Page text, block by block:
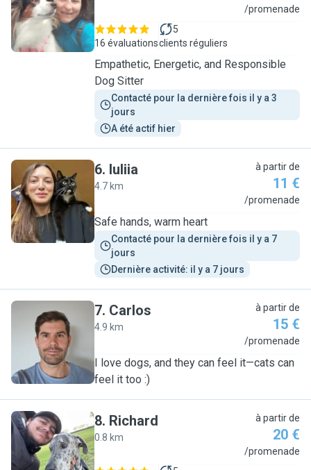
K /promenade
16 évaluations
5
clients réguliers
Empathetic, Energetic, and Responsible
Dog Sitter
Contacté pour la dernière fois il y a 3
jours
A été actif hier
I
6. Iuliia
4.7 km
à partir de
11 €
/promenade
Safe hands, warm heart
Contacté pour la dernière fois il y a 7
jours
Dernière activité: il y a 7 jours
C
7. Carlos
4.9 km
à partir de
15 €
/promenade
I love dogs, and they can feel it—cats can
feel it too :)
R
8. Richard
0.8 km
à partir de
20 €
/promenade